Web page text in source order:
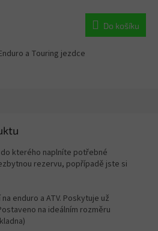
Do košíku
a Touring jezdce
kterého naplníte potřebné
rezervu, popřípadě jste si
enduro a ATV. Poskytuje už
na ideálním rozměru